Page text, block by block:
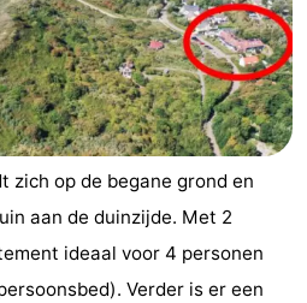
zich op de begane grond en
aan de duinzijde. Met 2
ideaal voor 4 personen
Verder is er een